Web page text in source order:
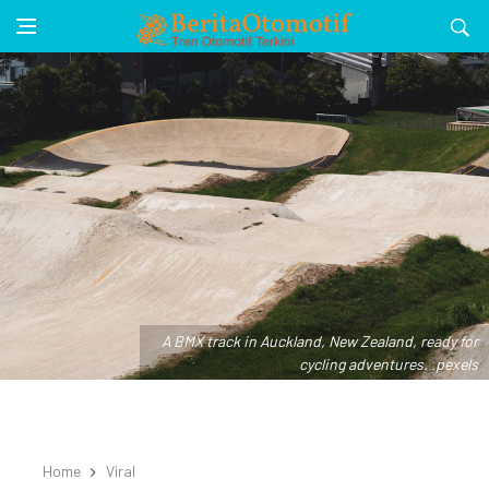
A BMX track in Auckland, New Zealand, ready for
cycling adventures. .pexels
Home Viral